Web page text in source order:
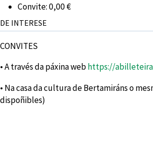
Convite: 0,00 €
DE INTERESE
CONVITES
• A través da páxina webhttps://
• Na casa da cultura de Bertamiráns o
dispoñibles)